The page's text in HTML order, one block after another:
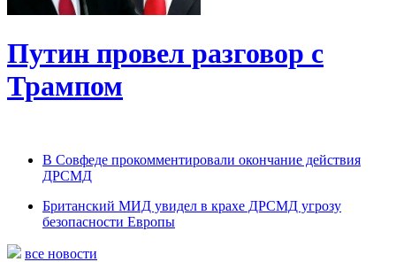
Путин провел разговор с
Трампом
В Совфеде прокомментировали окончание действия
ДРСМД
Британский МИД увидел в крахе ДРСМД угрозу
безопасности Европы
все новости